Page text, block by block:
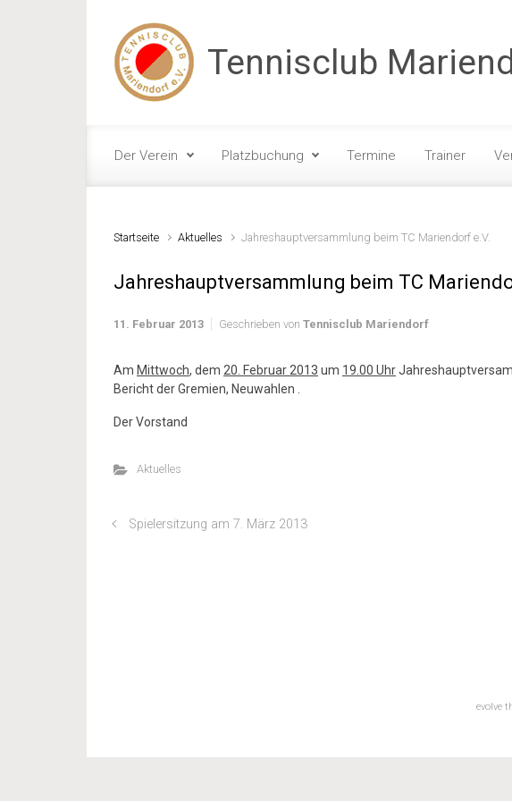
Zum Hauptinhalt springen
Tennisclub
Der Verein Platzbuchung Termine Trainer
Startseite Aktuelles Jahreshauptversammlung beim TC Mariendorf e.V.
Jahreshauptversammlung beim TC
11. Februar 2013 Geschrieben von Tennisclub Mariendorf
Am Mittwoch, dem 20. Februar 2013 um 19.00 Uhr
Bericht der Gremien, Neuwahlen .
Der Vorstand
Aktuelles
Spielersitzung am 7. März 2013
evolve